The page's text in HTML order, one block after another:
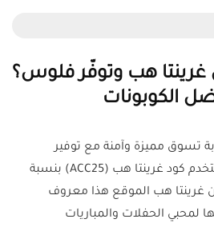
هب وتوفّر فلوس؟
الكوبونات
تسوق مميزة وآمنة مع توفير
الفلوس، فما عليك إلا تستخدم كود غرينتا هب (ACC25) بنسبة
غرينتا هب الموقع هذا معروف
لمحبي الحفلات والمباريات